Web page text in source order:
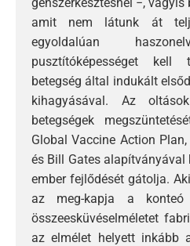
amit nem látunk át
egyoldalúan
pusztítóképességet
betegség által indukált
kihagyásával. Az
betegségek
Global Vaccine Action
és Bill Gates
ember fejlődését gátolja.
az meg-kapja a
összeesküvéselméletet
az elmélet helyett inkább